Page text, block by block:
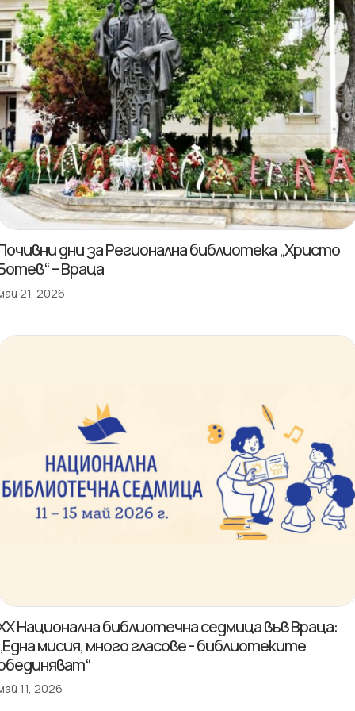
дни за Регионална библиотека „Христо
– Враца
21, 2026
Национална библиотечна седмица във Враца:
мисия, много гласове - библиотеките
11, 2026